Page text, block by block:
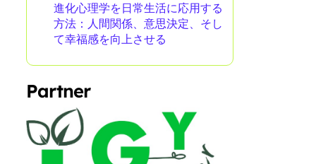
進化心理学を日常生活に応用する
方法：人間関係、意思決定、そし
て幸福感を向上させる
Partner